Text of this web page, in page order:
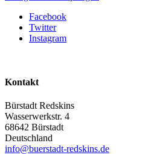
Facebook
Twitter
Instagram
Kontakt
Bürstadt Redskins
Wasserwerkstr. 4
68642 Bürstadt
Deutschland
info@buerstadt-redskins.de